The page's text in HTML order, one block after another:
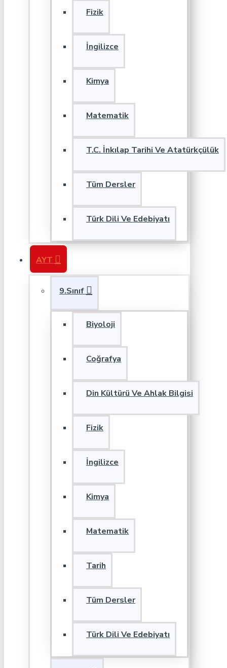
Fizik
İngilizce
Kimya
Matematik
T.C. İnkılap Tarihi Ve Atatürkçülük
Tüm Dersler
Türk Dili Ve Edebiyatı
AYT
9.Sınıf
Biyoloji
Coğrafya
Din Kültürü Ve Ahlak Bilgisi
Fizik
İngilizce
Kimya
Matematik
Tarih
Tüm Dersler
Türk Dili Ve Edebiyatı